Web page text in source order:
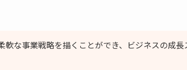
な事業戦略を描くことができ、ビジネスの成